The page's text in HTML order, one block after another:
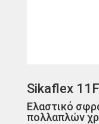
Sikaflex
Ελαστικό
πολλαπλών